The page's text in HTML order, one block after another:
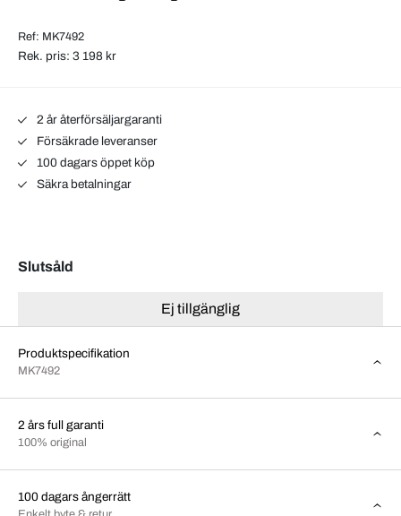
Ref: MK7492
Rek. pris: 3 198 kr
2 år återförsäljargaranti
Försäkrade leveranser
100 dagars öppet köp
Säkra betalningar
Slutsåld
Ej tillgänglig
Produktspecifikation
MK7492
2 års full garanti
100% original
100 dagars ångerrätt